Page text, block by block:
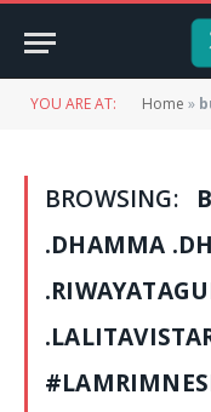
YOU ARE AT: Home »
BROWSING:
.DHAMMA